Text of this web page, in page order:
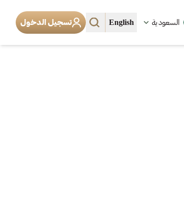
السعودية English تسجيل الدخول